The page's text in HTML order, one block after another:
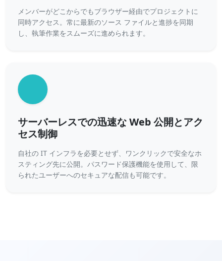
メンバーがどこからでもブラウザー経由でプロジェクトに
同時アクセス。常に最新のソース ファイルと進捗を同期
し、執筆作業をスムーズに進められます。
サーバーレスでの迅速な Web 公開とアク
セス制御
自社の IT インフラを必要とせず、ワンクリックで安全なホ
スティング先に公開。パスワード保護機能を使用して、限
られたユーザーへのセキュアな配信も可能です。